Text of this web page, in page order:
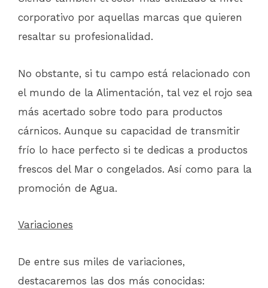
corporativo por aquellas marcas que quieren
resaltar su profesionalidad.
No obstante, si tu campo está relacionado con
el mundo de la Alimentación, tal vez el rojo sea
más acertado sobre todo para productos
cárnicos. Aunque su capacidad de transmitir
frío lo hace perfecto si te dedicas a productos
frescos del Mar o congelados. Así como para la
promoción de Agua.
Variaciones
De entre sus miles de variaciones,
destacaremos las dos más conocidas: